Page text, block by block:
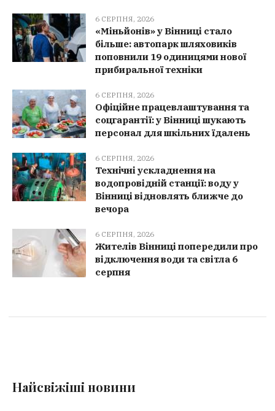
6 СЕРПНЯ, 2026
«Міньйонів» у Вінниці стало
більше: автопарк шляховиків
поповнили 19 одиницями нової
прибиральної техніки
6 СЕРПНЯ, 2026
Офіційне працевлаштування та
соцгарантії: у Вінниці шукають
персонал для шкільних їдалень
6 СЕРПНЯ, 2026
Технічні ускладнення на
водопровідній станції: воду у
Вінниці відновлять ближче до
вечора
6 СЕРПНЯ, 2026
Жителів Вінниці попередили про
відключення води та світла 6
серпня
Найсвіжіші новини